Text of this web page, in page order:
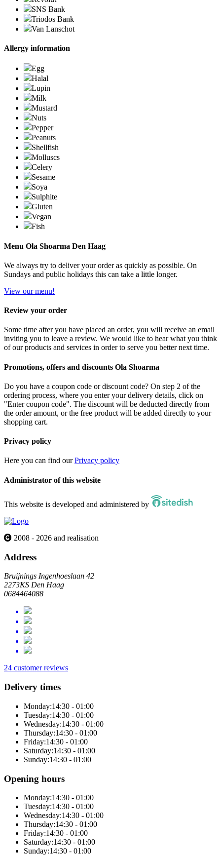
SNS Bank
Triodos Bank
Van Lanschot
Allergy information
Egg
Halal
Lupin
Milk
Mustard
Nuts
Pepper
Peanuts
Shellfish
Molluscs
Celery
Sesame
Soya
Sulphite
Gluten
Vegan
Fish
Menu Ola Shoarma Den Haag
We always try to deliver your order as quickly as possible. On
Sundays and public holidays this can take a little longer.
View our menu!
Review your order
Some time after you have placed an order, you will receive an email
inviting you to leave a review. We would like to hear what you think
of our products and services in order to serve you better next time.
Promotions, offers and discounts Ola Shoarma
Do you have a coupon code or discount code? On step 2 of the
ordering process, where you enter your delivery details, click on
"Enter coupon code". The discount will be deducted directly from
the order amount, or the free product will be added directly to your
shopping cart.
Privacy policy
Here you can find ourPrivacy policy
Administrator of this website
This website is developed and administered by
2008 - 2026 and realisation
Address
Bruijnings Ingenhoeslaan 42
2273KS Den Haag
0684464088
24 customer reviews
Delivery times
Monday:14:30 - 01:00
Tuesday:14:30 - 01:00
Wednesday:14:30 - 01:00
Thursday:14:30 - 01:00
Friday:14:30 - 01:00
Saturday:14:30 - 01:00
Sunday:14:30 - 01:00
Opening hours
Monday:14:30 - 01:00
Tuesday:14:30 - 01:00
Wednesday:14:30 - 01:00
Thursday:14:30 - 01:00
Friday:14:30 - 01:00
Saturday:14:30 - 01:00
Sunday:14:30 - 01:00